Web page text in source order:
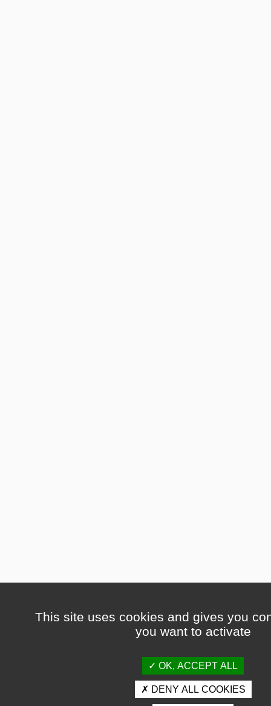
This site uses cookies and gives you
you want to activate
OK, ACCEPT ALL
DENY ALL COOKIES